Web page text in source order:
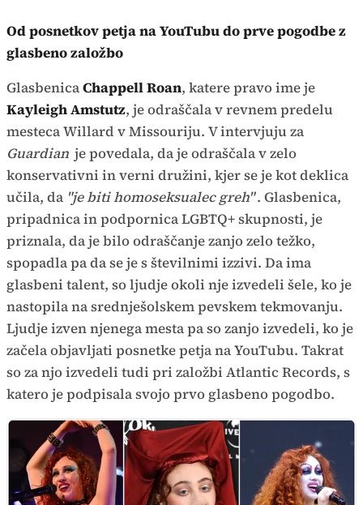
Od posnetkov petja na YouTubu do prve pogodbe z
glasbeno založbo
GlasbenicaChappell Roan, katere pravo ime je
Kayleigh Amstutz, je odraščala v revnem predelu
mesteca Willard v Missouriju. V intervjuju za
Guardian je povedala, da je odraščala v zelo
konservativni in verni družini, kjer se je kot deklica
učila, da "je biti homoseksualec greh". Glasbenica,
pripadnica in podpornica LGBTQ+ skupnosti, je
priznala, da je bilo odraščanje zanjo zelo težko,
spopadla pa da se je s številnimi izzivi. Da ima
glasbeni talent, so ljudje okoli nje izvedeli šele, ko je
nastopila na srednješolskem pevskem tekmovanju.
Ljudje izven njenega mesta pa so zanjo izvedeli, ko je
začela objavljati posnetke petja na YouTubu. Takrat
so za njo izvedeli tudi pri založbi Atlantic Records, s
katero je podpisala svojo prvo glasbeno pogodbo.